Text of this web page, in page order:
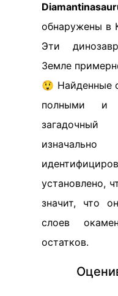
обнаружены в
Эти
Земле
😲 Найденные
полными и
установлено,
значит, что
слоев
остатков.